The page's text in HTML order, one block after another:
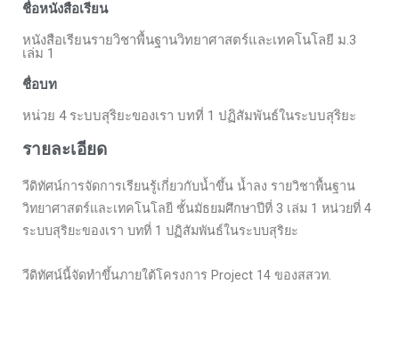
ชื่อหนังสือเรียน
หนังสือเรียนรายวิชาพื้นฐานวิทยาศาสตร์และเทคโนโลยี ม.3
เล่ม 1
ชื่อบท
หน่วย 4 ระบบสุริยะของเรา บทที่ 1 ปฏิสัมพันธ์ในระบบสุริยะ
รายละเอียด
วีดิทัศน์การจัดการเรียนรู้เกี่ยวกับน้ำขึ้น น้ำลง รายวิชาพื้นฐาน
วิทยาศาสตร์และเทคโนโลยี ชั้นมัธยมศึกษาปีที่ 3 เล่ม 1 หน่วยที่ 4
ระบบสุริยะของเรา บทที่ 1 ปฏิสัมพันธ์ในระบบสุริยะ
วีดิทัศน์นี้จัดทำขึ้นภายใต้โครงการ Project 14 ของสสวท.